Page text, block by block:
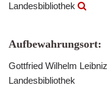
Landesbibliothek
Aufbewahrungsort:
Gottfried Wilhelm
Landesbibliothek